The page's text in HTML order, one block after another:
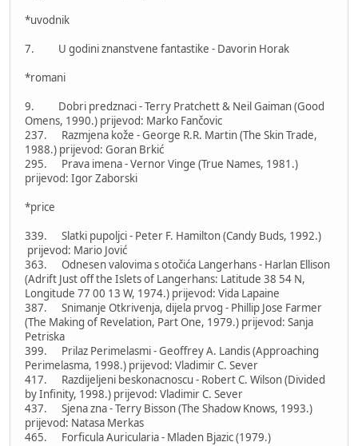
*uvodnik
7. U godini znanstvene fantastike - Davorin Horak
*romani
9. Dobri predznaci - Terry Pratchett & Neil Gaiman (Good
Omens, 1990.) prijevod: Marko Fančovic
237. Razmjena kože - George R.R. Martin (The Skin Trade,
1988.) prijevod: Goran Brkić
295. Prava imena - Vernor Vinge (True Names, 1981.)
prijevod: Igor Zaborski
*price
339. Slatki pupoljci - Peter F. Hamilton (Candy Buds, 1992.)
prijevod: Mario Jović
363. Odnesen valovima s otočića Langerhans - Harlan Ellison
(Adrift Just off the Islets of Langerhans: Latitude 38 54 N,
Longitude 77 00 13 W, 1974.) prijevod: Vida Lapaine
387. Snimanje Otkrivenja, dijela prvog - Phillip Jose Farmer
(The Making of Revelation, Part One, 1979.) prijevod: Sanja
Petriska
399. Prilaz Perimelasmi - Geoffrey A. Landis (Approaching
Perimelasma, 1998.) prijevod: Vladimir C. Sever
417. Razdijeljeni beskonacnoscu - Robert C. Wilson (Divided
by Infinity, 1998.) prijevod: Vladimir C. Sever
437. Sjena zna - Terry Bisson (The Shadow Knows, 1993.)
prijevod: Natasa Merkas
465. Forficula Auricularia - Mladen Bjazic (1979.)